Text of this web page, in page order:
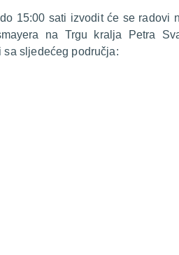
15:00 sati izvodit će se radovi
na Trgu kralja Petra
sa sljedećeg područja: